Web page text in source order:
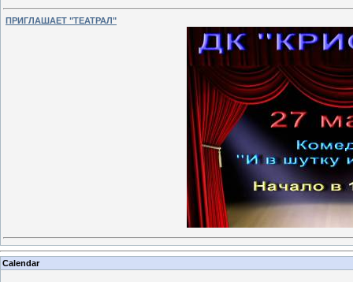
ПРИГЛАШАЕТ "ТЕАТРАЛ"
Calendar